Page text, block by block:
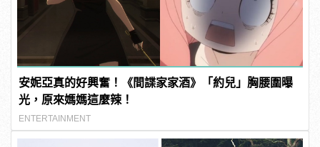
安妮亞真的好興奮！《間諜家家酒》「約兒」胸腰圍曝
光，原來媽媽這麼辣！
ENTERTAINMENT